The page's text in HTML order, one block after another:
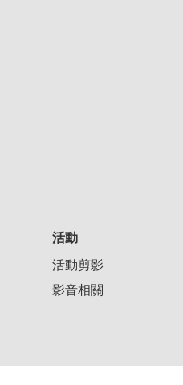
活動
活動剪影
影音相關